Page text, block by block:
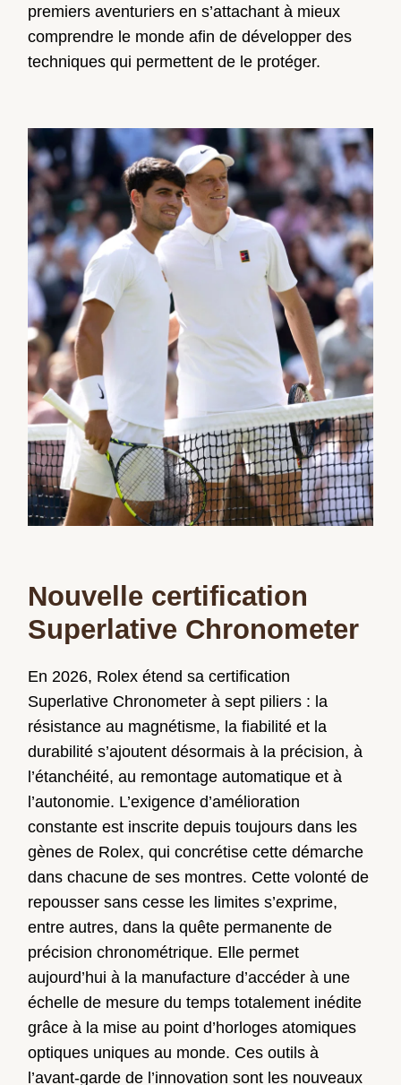
premiers aventuriers en s’attachant à mieux
comprendre le monde afin de développer des
techniques qui permettent de le protéger.
Nouvelle certification
Superlative Chronometer
En 2026, Rolex étend sa certification
Superlative Chronometer à sept piliers : la
résistance au magnétisme, la fiabilité et la
durabilité s’ajoutent désormais à la précision, à
l’étanchéité, au remontage automatique et à
l’autonomie. L’exigence d’amélioration
constante est inscrite depuis toujours dans les
gènes de Rolex, qui concrétise cette démarche
dans chacune de ses montres. Cette volonté de
repousser sans cesse les limites s’exprime,
entre autres, dans la quête permanente de
précision chronométrique. Elle permet
aujourd’hui à la manufacture d’accéder à une
échelle de mesure du temps totalement inédite
grâce à la mise au point d’horloges atomiques
optiques uniques au monde. Ces outils à
l’avant-garde de l’innovation sont les nouveaux